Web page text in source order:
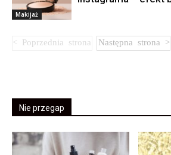
Makijaż
Nie przegap